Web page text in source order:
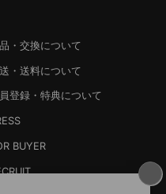
・交換について
・送料について
登録・特典について
BUYER